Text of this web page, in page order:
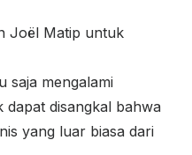
Joël Matip untuk
saja mengalami
dapat disangkal bahwa
yang luar biasa dari